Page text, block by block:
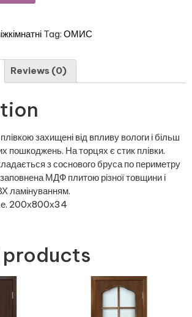
Tag: ОМИС
Reviews (0)
захищені від впливу вологи і більш
пошкоджень. На торцях є стик плівки.
з соснового бруса по периметру
МДФ плитою різної товщини і
ламінуванням.
200х800х34
products